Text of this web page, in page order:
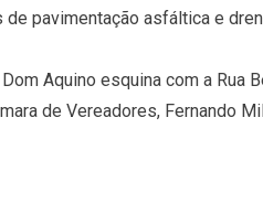
pavimentação asfáltica e
Aquino esquina com a Rua
de Vereadores, Fernando